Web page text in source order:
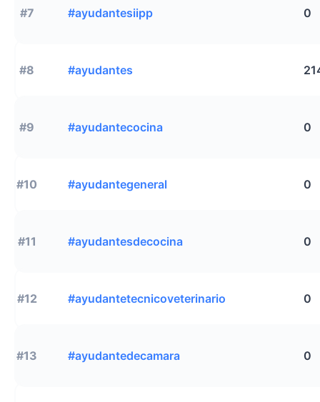
#7 #ayudantesiipp 0
#8 #ayudantes
#9 #ayudantecocina 0
#10 #ayudantegeneral 0
#11 #ayudantesdecocina 0
#12 #ayudantetecnicoveterinario 0
#13 #ayudantedecamara 0